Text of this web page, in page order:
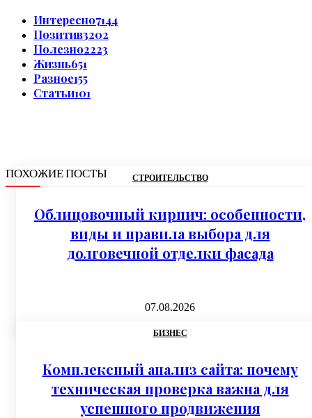
Интересно7144
Позитив3202
Полезно2223
Жизнь651
Разное155
Статьи101
ПОХОЖИЕ ПОСТЫ СТРОИТЕЛЬСТВО
Облицовочный кирпич: особенности,
виды и правила выбора для
долговечной отделки фасада
07.08.2026
БИЗНЕС
Комплексный анализ сайта: почему
техническая проверка важна для
успешного продвижения